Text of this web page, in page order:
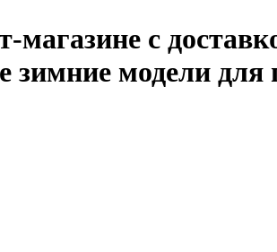
магазине с
модели для